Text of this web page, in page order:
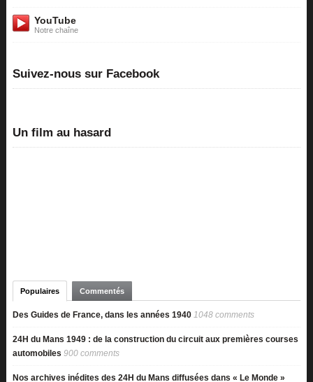
YouTube
Notre chaîne
Suivez-nous sur Facebook
Un film au hasard
Populaires Commentés
Des Guides de France, dans les années 1940 1048 comments
24H du Mans 1949 : de la construction du circuit aux premières courses
automobiles 900 comments
Nos archives inédites des 24H du Mans diffusées dans « Le Monde »